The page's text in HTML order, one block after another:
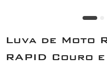
Luva de Moto
RAPID Couro